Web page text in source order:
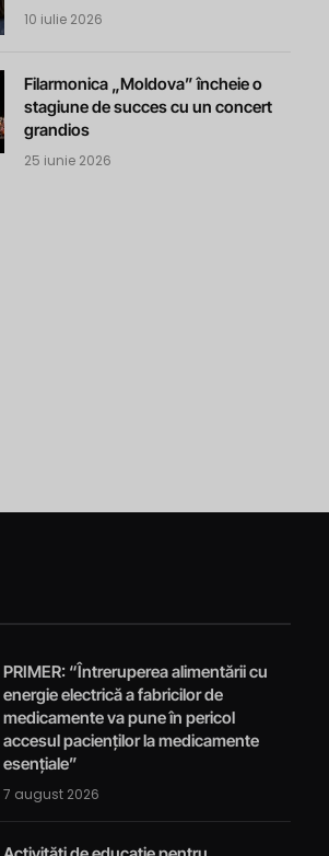
10 iulie 2026
Filarmonica „Moldova” încheie o
stagiune de succes cu un concert
grandios
25 iunie 2026
PRIMER: “Întreruperea alimentării cu
energie electrică a fabricilor de
medicamente va pune în pericol
accesul pacienților la medicamente
esențiale”
7 august 2026